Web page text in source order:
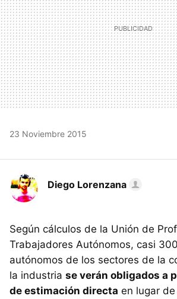
23 Noviembre 2015
Diego Lorenzana
Según cálculos de la Unión de
Trabajadores Autónomos, casi
autónomos de los sectores de la
la industria se verán obligados a
de estimación directa en lugar